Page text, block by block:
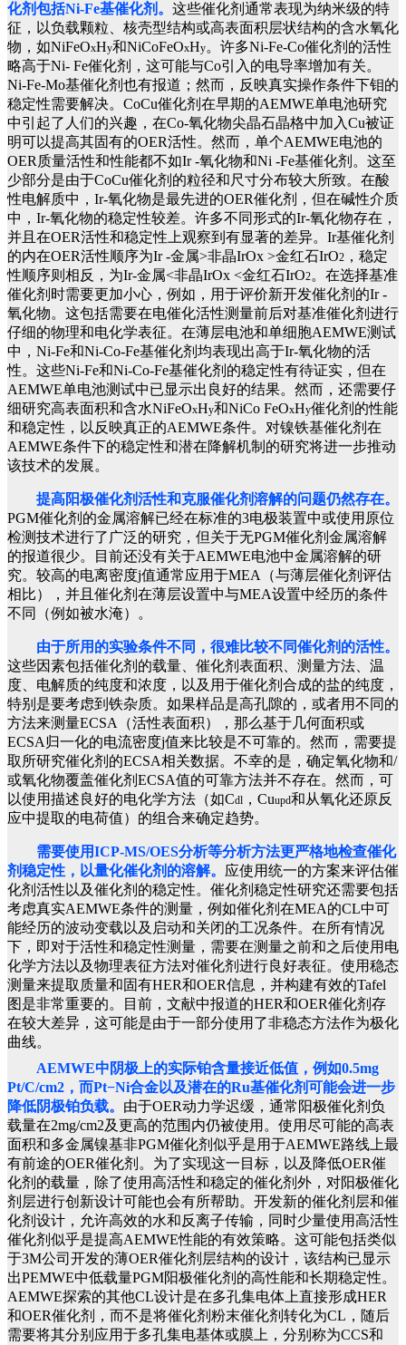
化剂包括Ni-Fe基催化剂。 这些催化剂通常表现为纳米级的特
征，以负载颗粒、核壳型结构或高表面积层状结构的含水氧化
物，如NiFeOxHy和NiCoFeOxHy。许多Ni-Fe-Co催化剂的活性
略高于Ni- Fe催化剂，这可能与Co引入的电导率增加有关。
Ni-Fe-Mo基催化剂也有报道；然而，反映真实操作条件下钼的
稳定性需要解决。CoCu催化剂在早期的AEMWE单电池研究
中引起了人们的兴趣，在Co-氧化物尖晶石晶格中加入Cu被证
明可以提高其固有的OER活性。然而，单个AEMWE电池的
OER质量活性和性能都不如Ir -氧化物和Ni -Fe基催化剂。这至
少部分是由于CoCu催化剂的粒径和尺寸分布较大所致。在酸
性电解质中，Ir-氧化物是最先进的OER催化剂，但在碱性介质
中，Ir-氧化物的稳定性较差。许多不同形式的Ir-氧化物存在，
并且在OER活性和稳定性上观察到有显著的差异。Ir基催化剂
的内在OER活性顺序为Ir -金属>非晶IrOx >金红石IrO2 ，稳定
性顺序则相反，为Ir-金属<非晶IrOx <金红石IrO2。在选择基准
催化剂时需要更加小心，例如，用于评价新开发催化剂的Ir -
氧化物。这包括需要在电催化活性测量前后对基准催化剂进行
仔细的物理和电化学表征。在薄层电池和单细胞AEMWE测试
中，Ni-Fe和Ni-Co-Fe基催化剂均表现出高于Ir-氧化物的活
性。这些Ni-Fe和Ni-Co-Fe基催化剂的稳定性有待证实，但在
AEMWE单电池测试中已显示出良好的结果。然而，还需要仔
细研究高表面积和含水NiFeOxHy和NiCo FeOxHy催化剂的性能
和稳定性，以反映真正的AEMWE条件。对镍铁基催化剂在
AEMWE条件下的稳定性和潜在降解机制的研究将进一步推动
该技术的发展。
提高阳极催化剂活性和克服催化剂溶解的问题仍然存在。
PGM催化剂的金属溶解已经在标准的3电极装置中或使用原位
检测技术进行了广泛的研究，但关于无PGM催化剂金属溶解
的报道很少。目前还没有关于AEMWE电池中金属溶解的研
究。较高的电离密度j值通常应用于MEA（与薄层催化剂评估
相比），并且催化剂在薄层设置中与MEA设置中经历的条件
不同（例如被水淹）。
由于所用的实验条件不同，很难比较不同催化剂的活性。
这些因素包括催化剂的载量、催化剂表面积、测量方法、温
度、电解质的纯度和浓度，以及用于催化剂合成的盐的纯度，
特别是要考虑到铁杂质。如果样品是高孔隙的，或者用不同的
方法来测量ECSA（活性表面积），那么基于几何面积或
ECSA归一化的电流密度j值来比较是不可靠的。然而，需要提
取所研究催化剂的ECSA相关数据。不幸的是，确定氧化物和/
或氧化物覆盖催化剂ECSA值的可靠方法并不存在。然而，可
以使用描述良好的电化学方法（如Cdl ，Cuupd和从氧化还原反
应中提取的电荷值）的组合来确定趋势。
需要使用ICP-MS/OES分析等分析方法更严格地检查催化
剂稳定性，以量化催化剂的溶解。 应使用统一的方案来评估催
化剂活性以及催化剂的稳定性。催化剂稳定性研究还需要包括
考虑真实AEMWE条件的测量，例如催化剂在MEA的CL中可
能经历的波动变载以及启动和关闭的工况条件。在所有情况
下，即对于活性和稳定性测量，需要在测量之前和之后使用电
化学方法以及物理表征方法对催化剂进行良好表征。使用稳态
测量来提取质量和固有HER和OER信息，并构建有效的Tafel
图是非常重要的。目前，文献中报道的HER和OER催化剂存
在较大差异，这可能是由于一部分使用了非稳态方法作为极化
曲线。
AEMWE中阴极上的实际铂含量接近低值，例如0.5mg
Pt/C/cm2，而Pt−Ni合金以及潜在的Ru基催化剂可能会进一步
降低阴极铂负载。 由于OER动力学迟缓， 通常 阳极催化剂负
载量在2mg/cm2及更高的范围内仍被使用。使用尽可能的高表
面积和多金属镍基非PGM催化剂似乎是用于AEMWE路线上最
有前途的OER催化剂。为了实现这一目标，以及降低OER催
化剂的载量，除了使用高活性和稳定的催化剂外，对阳极催化
剂层进行创新设计可能也会有所帮助。开发新的催化剂层和催
化剂设计，允许高效的水和反离子传输，同时少量使用高活性
催化剂似乎是提高AEMWE性能的有效策略。这可能包括类似
于3M公司开发的薄OER催化剂层结构的设计，该结构已显示
出PEMWE中低载量PGM阳极催化剂的高性能和长期稳定性。
AEMWE探索的其他CL设计是在多孔集电体上直接形成HER
和OER催化剂，而不是将催化剂粉末催化剂转化为CL，随后
需要将其分别应用于多孔集电基体或膜上，分别称为CCS和